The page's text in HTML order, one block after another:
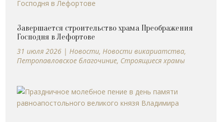
Завершается строительство храма Преображения
Господня в Лефортове
31 июля 2026 | Новости, Новости викариатства,
Петропавловское благочиние, Строящиеся храмы